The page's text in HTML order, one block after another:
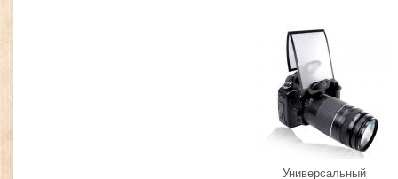
Универсальный